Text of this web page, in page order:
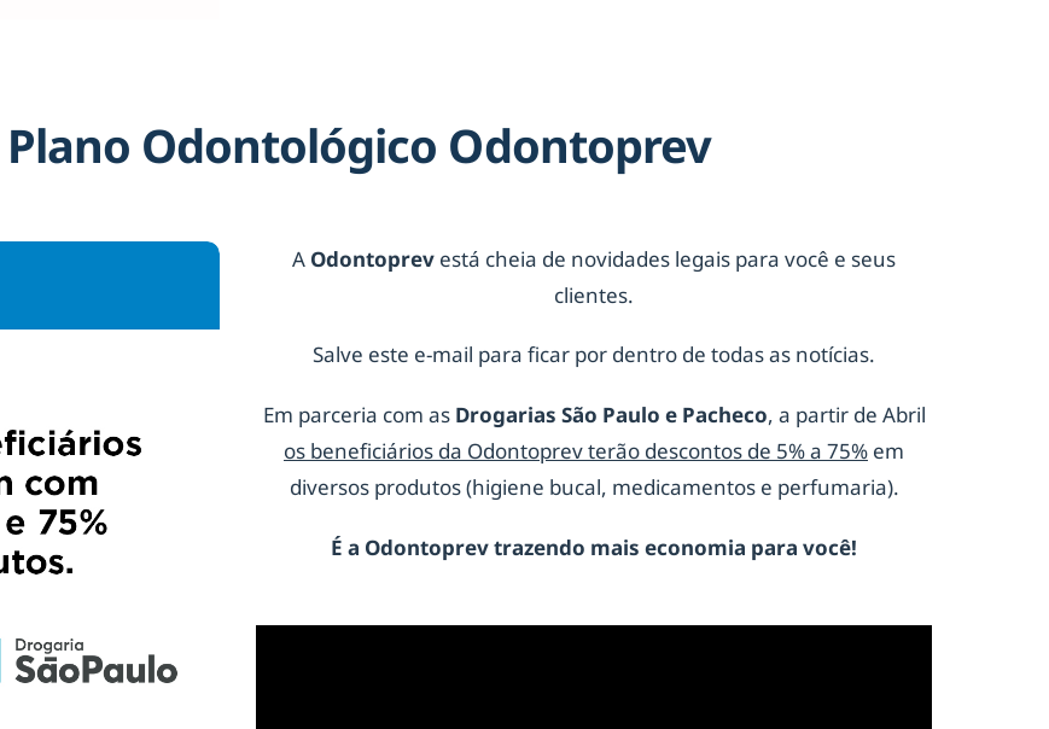
Odontológico Odontoprev
A Odontoprev está cheia de novidades legais para você e seus
clientes.
Salve este e-mail para ficar por dentro de todas as notícias.
Em parceria com as Drogarias São Paulo e Pacheco, a partir de Abril
os beneficiários da Odontoprev terão descontos de 5% a 75% em
diversos produtos (higiene bucal, medicamentos e perfumaria).
É a Odontoprevtrazendo mais economia para você!